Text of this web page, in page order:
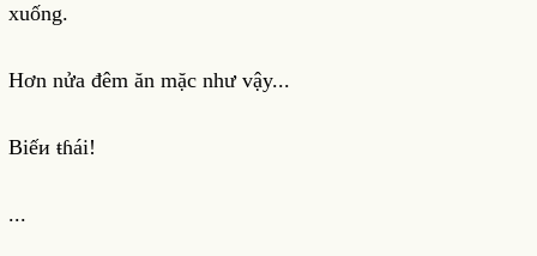
xuống.
Hơn nửa đêm ăn mặc như vậy...
Biếи ŧɦái!
...